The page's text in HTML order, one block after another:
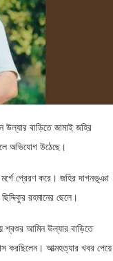
বাড়িতে জামাই জহির
অভিযোগ উঠেছে।
প্রেরণ করে। জহির দাগনভূঞা
রহমানের ছেলে।
শ্বশুর আমিন উল্যার বাড়িতে
করছিলেন। আত্মহত্যার খবর পেয়ে